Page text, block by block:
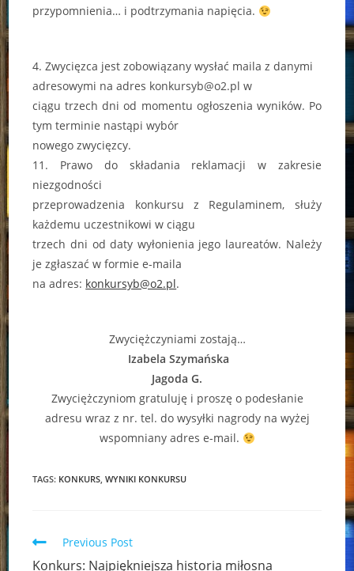
przypomnienia… i podtrzymania napięcia.
4. Zwycięzca jest zobowiązany wysłać maila z danymi
adresowymi na adres konkursyb@o2.pl w
ciągu trzech dni od momentu ogłoszenia wyników. Po
tym terminie nastąpi wybór
nowego zwycięzcy.
11. Prawo do składania reklamacji w zakresie
niezgodności
przeprowadzenia konkursu z Regulaminem, służy
każdemu uczestnikowi w ciągu
trzech dni od daty wyłonienia jego laureatów. Należy
je zgłaszać w formie e-maila
na adres: konkursyb@o2.pl.
Zwyciężczyniami zostają…
Izabela Szymańska
Jagoda G.
Zwyciężczyniom gratuluję i proszę o podesłanie
adresu wraz z nr. tel. do wysyłki nagrody na wyżej
wspomniany adres e-mail.
TAGS: KONKURS, WYNIKI KONKURSU
Read
more
Previous Post
Konkurs: Najpiękniejsza historia miłosna